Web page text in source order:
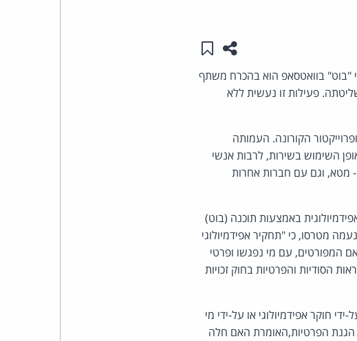
שתפו עמוד זה
שמור ב"תכנים שלי"
"בוט" בוואטסאפ הוא בהכרח משתף
פעילות זו נעשית ללא
הקורונה. העמותה
השימוש בשירות, לרבות אנשי
מטא, וגם עם חברות אחרות
באמצעות תוכנה (בוט)
מטרסו, כי "תחקיר אפידמיולוגי
המפורטים, עם מי נפגשו ופרטי
הסודיות והפרטיות בחוק זכויות
חוקר אפידמיולוגי או על-ידי מי
נוסח הפנייה של הבוט לא כולל הודעה, כמתחייב מסעיף 11 לחוק הגנת הפרטיות,האומרת האם חלה